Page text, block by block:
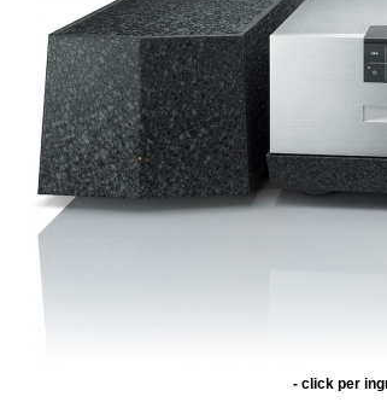
- click per